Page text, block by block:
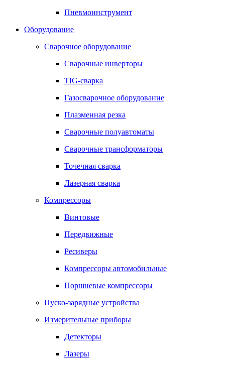
Пневмоинструмент
Оборудование
Сварочное оборудование
Сварочные инверторы
TIG-сварка
Газосварочное оборудование
Плазменная резка
Сварочные полуавтоматы
Сварочные трансформаторы
Точечная сварка
Лазерная сварка
Компрессоры
Винтовые
Передвижные
Ресиверы
Компрессоры автомобильные
Поршневые компрессоры
Пуско-зарядные устройства
Измерительные приборы
Детекторы
Лазеры